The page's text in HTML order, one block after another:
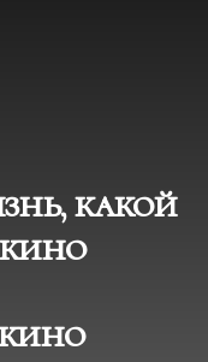
какой